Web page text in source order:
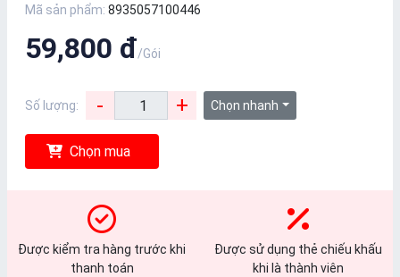
Mã sản phẩm: 8935057100446
59,800 đ/Gói
Số lượng: - + Chọn nhanh
Chọn mua
Được kiểm tra hàng trước khi
thanh toán
Được sử dụng thẻ chiếu khấu
khi là thành viên